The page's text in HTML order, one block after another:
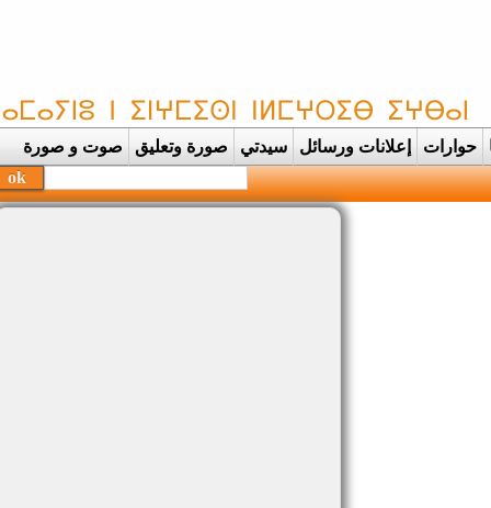
حوارات إعلانات ورسائل سيدتي صورة وتعليق صوت و صورة